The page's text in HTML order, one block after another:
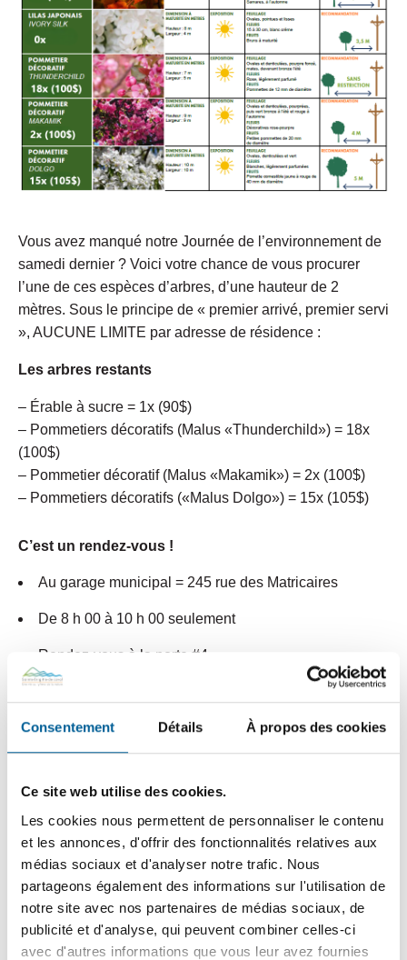
Consentement Détails À propos des cookies
Ce site web utilise des cookies.
Les cookies nous permettent de personnaliser le contenu
et les annonces, d'offrir des fonctionnalités relatives aux
médias sociaux et d'analyser notre trafic. Nous
partageons également des informations sur l'utilisation de
notre site avec nos partenaires de médias sociaux, de
publicité et d'analyse, qui peuvent combiner celles-ci
avec d'autres informations que vous leur avez fournies
Vous avez manqué notre Journée de l’environnement de
samedi dernier ? Voici votre chance de vous procurer
l’une de ces espèces d’arbres, d’une hauteur de 2
mètres. Sous le principe de « premier arrivé, premier servi
», AUCUNE LIMITE par adresse de résidence :
Les arbres restants
– Érable à sucre = 1x (90$)
– Pommetiers décoratifs (Malus «Thunderchild») = 18x
(100$)
– Pommetier décoratif (Malus «Makamik») = 2x (100$)
– Pommetiers décoratifs («Malus Dolgo») = 15x (105$)
C’est un rendez-vous !
Au garage municipal = 245 rue des Matricaires
De 8 h 00 à 10 h 00 seulement
Rendez-vous à la porte #4
Par mesure de sécurité et pour conserver votre priorité
Les arbres sont payables en argent comptant (montant
Apportez une preuve de votre adresse de résidence
Ajouter au calendrier